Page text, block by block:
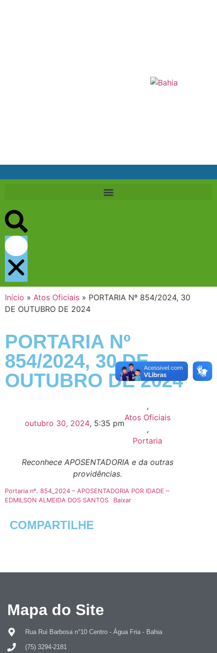
Início » Atos Oficiais » PORTARIA Nº 854/2024, 30
DE OUTUBRO DE 2024
PORTARIA Nº
854/2024, 30 DE
OUTUBRO DE 2024
outubro 30, 2024, 5:35 pm
,
Atos Oficiais
,
Portaria
Reconhece APOSENTADORIA e da outras
providências.
Portaria nº. 854_2024 – APOSENTADORIA POR IDADE –
EDMILSON ALMEIDA DOS SANTOS
Baixar
COMPARTILHE
Mapa do Site
Rua Rui Barbosa n°10 Centro - Água Fria - Bahia
(75) 3294-2181